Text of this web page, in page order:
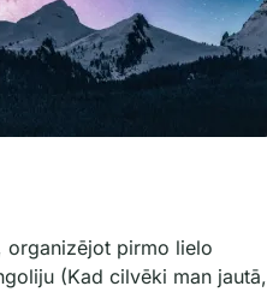
organizējot pirmo lielo
(Kad cilvēki man jautā,